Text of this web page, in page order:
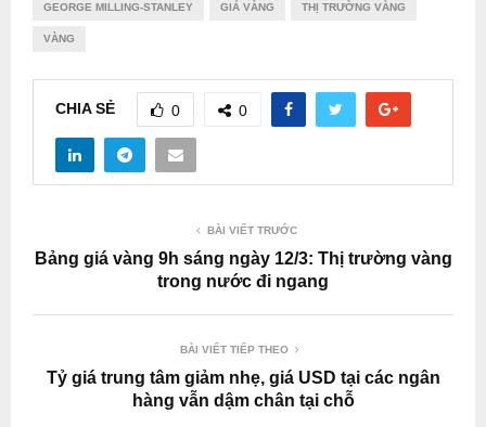
GEORGE MILLING-STANLEY GIÁ VÀNG THỊ TRƯỜNG VÀNG
VÀNG
CHIA SẺ 0 0
BÀI VIẾT TRƯỚC
Bảng giá vàng 9h sáng ngày 12/3: Thị trường vàng
trong nước đi ngang
BÀI VIẾT TIẾP THEO
Tỷ giá trung tâm giảm nhẹ, giá USD tại các ngân
hàng vẫn dậm chân tại chỗ